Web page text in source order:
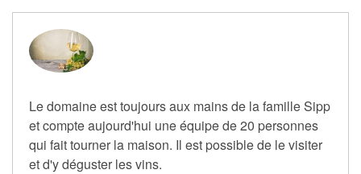
Le domaine est toujours aux mains de la famille Sipp
et compte aujourd'hui une équipe de 20 personnes
qui fait tourner la maison. Il est possible de le visiter
et d'y déguster les vins.